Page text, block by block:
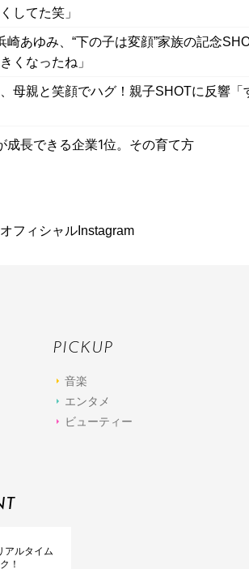
してた笑」
崎あゆみ、“下の子は変顔”家族の記念
くなったね」
母親と笑顔でハグ！親子SHOTに反響
成長できる企業1位。その育て方
フィシャルInstagram
PICKUP
音楽
エンタメ
ビューティー
アルタイム
！